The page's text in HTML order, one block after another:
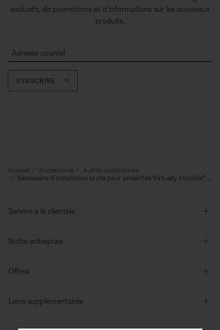
exclusifs, de promotions et d’informations sur les nouveaux
produits.
Adresse courriel
S’INSCRIRE
Accueil Accessoires
Autres accessoires
Nécessaire d’installation brute pour enceintes Virtually Invisible® 791 II
Service à la clientèle
Notre entreprise
Offres
Liens supplémentaires